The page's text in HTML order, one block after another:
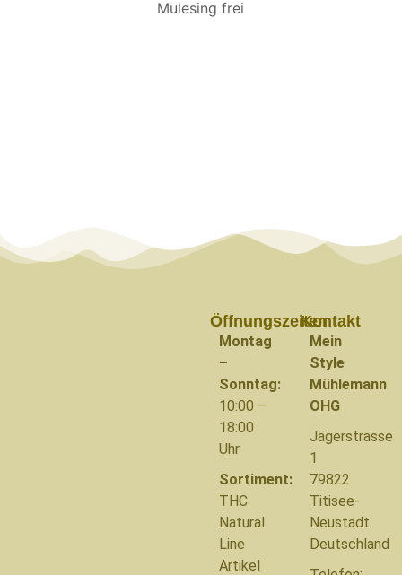
Kontakt
Mein
Style
Mühlemann
OHG
Jägerstrasse
1
79822
Titisee-
Neustadt
Deutschland
Öffnungszeiten
Montag
–
Sonntag:
10:00 –
18:00
Uhr
Sortiment:
THC
Natural
Line
Artikel